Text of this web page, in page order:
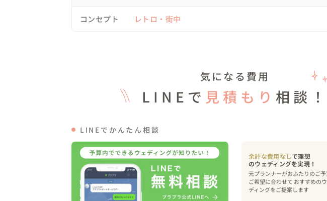
食べているときって、やっぱり自然な表情が出て素敵ですよね、、✨
一緒に食事もしたことでますますおふたりと仲良くなれました🍻
▽アイテムについて
衣装、ブーケともにおふたりのお持ち込み
▽メッセージ
私が大切にしていることは「素敵に気づき、素敵を築く写真」 おふたり
ありのままの表情や雰囲気に気づき、素敵な写真に残していきます。
ご希望される場所やイメージを打ち合わせしたあと、必ず下見しています
コンセプト レトロ・街中
気になる費用
LINEで 見積もり 相談！
LINEでかんたん相談
余計な費用なしで理想
元プランナーがおふたりのご予
ご希望に合わせて おすすめの
ディングをご提案します